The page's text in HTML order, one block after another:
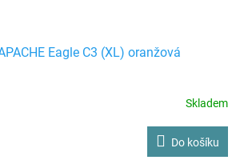
Eagle C3 (XL) oranžová
Skladem
Do košíku